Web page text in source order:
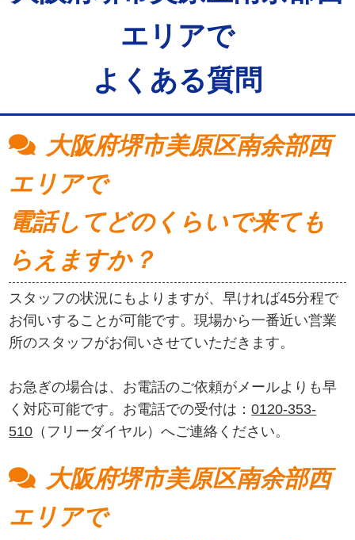
エリアで
よくある質問
大阪府堺市美原区南余部西
エリアで
電話してどのくらいで来ても
らえますか？
スタッフの状況にもよりますが、早ければ45分程で
お伺いすることが可能です。現場から一番近い営業
所のスタッフがお伺いさせていただきます。
お急ぎの場合は、お電話のご依頼がメールよりも早
く対応可能です。お電話での受付は：0120-353-
510 （フリーダイヤル）へご連絡ください。
大阪府堺市美原区南余部西
エリアで